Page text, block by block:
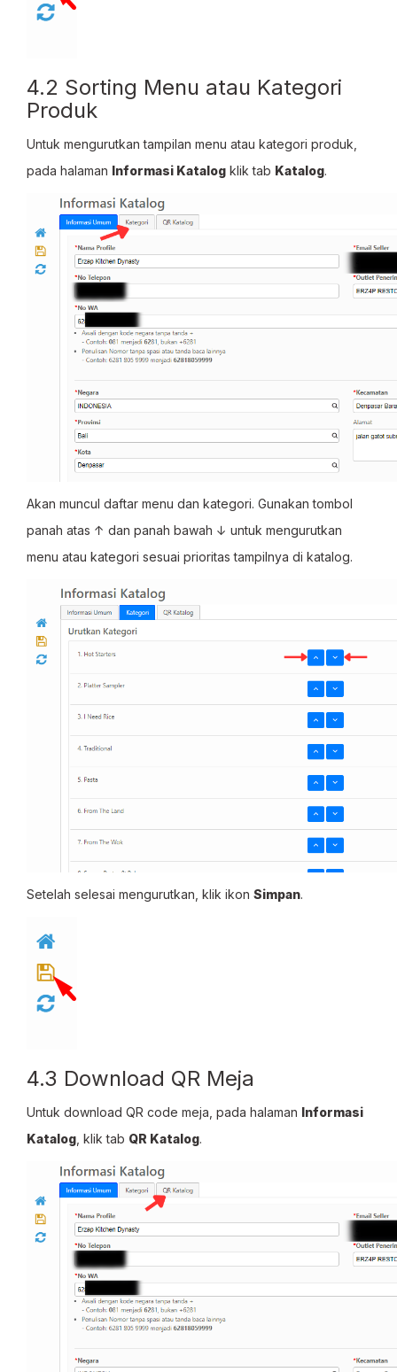
4.2 Sorting Menu atau Kategori
Produk
Untuk mengurutkan tampilan menu atau kategori produk,
pada halaman Informasi Katalog klik tab Katalog.
Akan muncul daftar menu dan kategori. Gunakan tombol
panah atas ↑ dan panah bawah ↓ untuk mengurutkan
menu atau kategori sesuai prioritas tampilnya di katalog.
Setelah selesai mengurutkan, klik ikon Simpan.
4.3 Download QR Meja
Untuk download QR code meja, pada halaman Informasi
Katalog , klik tab QR Katalog.